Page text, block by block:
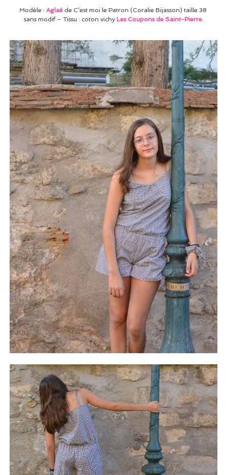
Modèle : Aglaé de C’est moi le Patron (Coralie Bijasson) taille 38
sans modif – Tissu : coton vichy Les Coupons de Saint-Pierre.